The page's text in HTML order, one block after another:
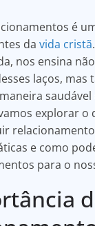
é
da vida cristã
nos ensina
laços, mas
saudável
explorar o
e como
para o